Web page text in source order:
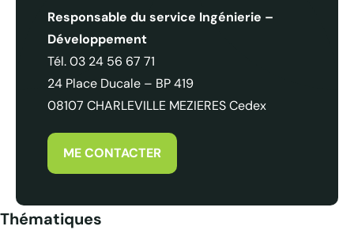
Responsable du service Ingénierie –
Développement
Tél. 03 24 56 67 71
24 Place Ducale – BP 419
08107 CHARLEVILLE MEZIERES Cedex
ME CONTACTER
Thématiques